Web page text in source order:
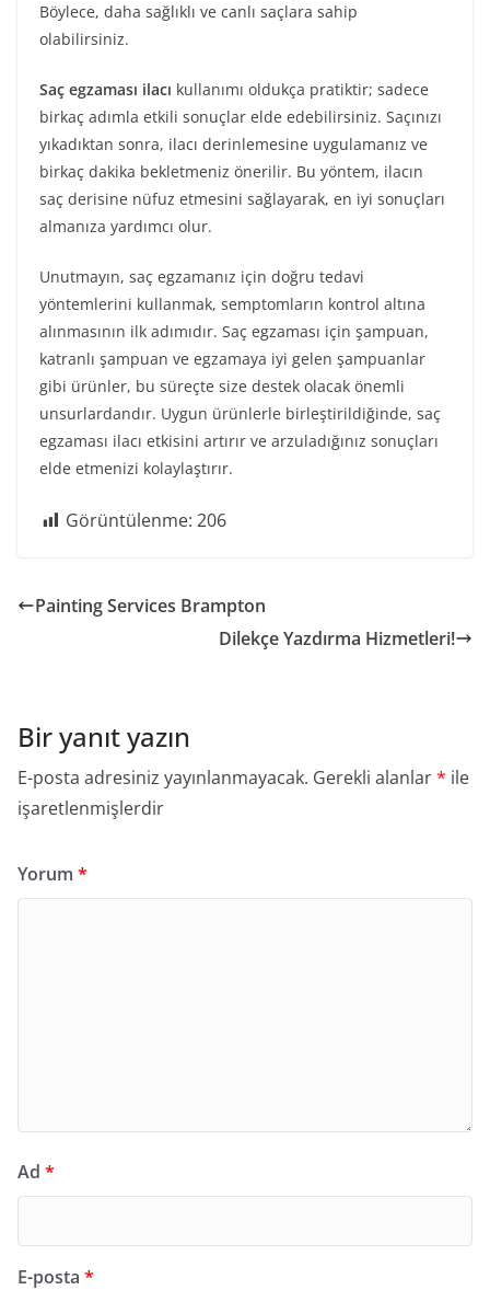
Böylece, daha sağlıklı ve canlı saçlara sahip
olabilirsiniz.
Saç egzaması ilacı kullanımı oldukça pratiktir; sadece
birkaç adımla etkili sonuçlar elde edebilirsiniz. Saçınızı
yıkadıktan sonra, ilacı derinlemesine uygulamanız ve
birkaç dakika bekletmeniz önerilir. Bu yöntem, ilacın
saç derisine nüfuz etmesini sağlayarak, en iyi sonuçları
almanıza yardımcı olur.
Unutmayın, saç egzamanız için doğru tedavi
yöntemlerini kullanmak, semptomların kontrol altına
alınmasının ilk adımıdır. Saç egzaması için şampuan,
katranlı şampuan ve egzamaya iyi gelen şampuanlar
gibi ürünler, bu süreçte size destek olacak önemli
unsurlardandır. Uygun ürünlerle birleştirildiğinde, saç
egzaması ilacı etkisini artırır ve arzuladığınız sonuçları
elde etmenizi kolaylaştırır.
Görüntülenme: 206
Painting Services Brampton
Dilekçe Yazdırma Hizmetleri!
Bir yanıt yazın
E-posta adresiniz yayınlanmayacak. Gerekli alanlar* ile
işaretlenmişlerdir
Yorum *
Ad *
E-posta *